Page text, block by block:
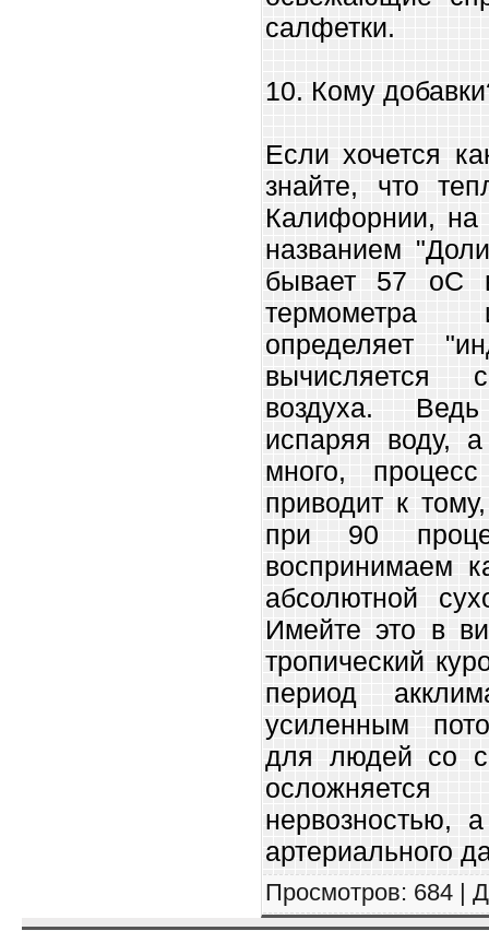
салфетки.
10. Кому
Если хочется
знайте, что
Калифорнии, на
названием
бывает 57 оС
термометра
определяет
вычисляется
воздуха.
испаряя воду,
много,
приводит к
при 90
воспринимаем
абсолютной
Имейте это в
тропический
период
усиленным
для людей со
нервозностью,
артериального
Просмотров: 684 |